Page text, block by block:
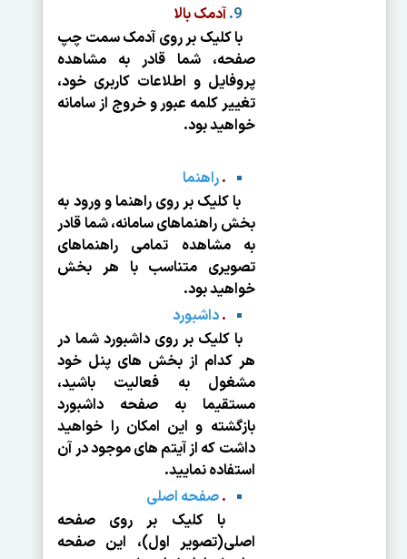
آدمک بالا
با کلیک بر روی آدمک سمت چپ
صفحه، شما قادر به مشاهده
پروفایل و اطلاعات کاربری خود،
تغییر کلمه عبور و خروج از سامانه
خواهید بود.
.راهنما
با کلیک بر روی راهنما و ورود به
بخش راهنماهای سامانه، شما قادر
به مشاهده تمامی راهنماهای
تصویری متناسب با هر بخش
خواهید بود.
.داشبورد
با کلیک بر روی داشبورد شما در
هر کدام از بخش های پنل خود
مشغول به فعالیت باشید،
مستقیما به صفحه داشبورد
بازگشته و این امکان را خواهید
داشت که از آیتم های موجود در آن
استفاده نمایید.
.صفحه اصلی
با کلیک بر روی صفحه
اصلی(تصویر اول)، این صفحه